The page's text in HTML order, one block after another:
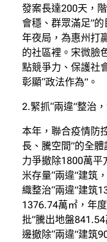
發案長達200天，
會穩、群眾滿足”
年夜局，為惠州打
的社區裡。宋微臉
點競爭力、保護社
彰顯“政法作為”。
2.緊抓“兩違”整治
本年，聯合疫情防
長、騰空間”的全體
力爭撤除1800萬平
米存量“兩違”建筑
織整治“兩違”建筑
1376.74萬㎡，年
批”騰出地盤
邊撤除“兩違”建筑